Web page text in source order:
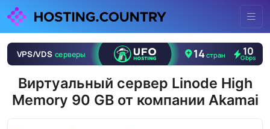
Виртуальный сервер Linode High
Memory 90 GB от компании Akamai